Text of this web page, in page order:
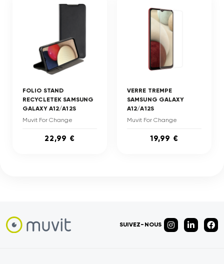
FOLIO STAND
RECYCLETEK SAMSUNG
GALAXY A12/A12S
Muvit For Change
22,99 €
VERRE TREMPE
SAMSUNG GALAXY
A12/A12S
Muvit For Change
19,99 €
SUIVEZ-NOUS